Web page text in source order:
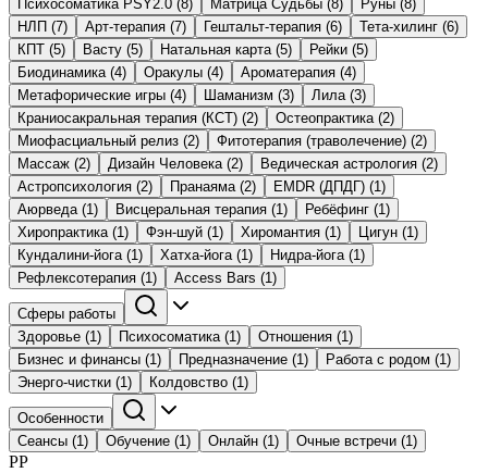
Психосоматика PSY2.0 (8) Матрица Судьбы (8) Руны (8)
НЛП (7) Арт-терапия (7) Гештальт-терапия (6) Тета-хилинг (6)
КПТ (5) Васту (5) Натальная карта(5) Рейки (5)
Биодинамика(4) Оракулы (4) Ароматерапия (4)
Метафорические игры (4) Шаманизм (3) Лила(3)
Краниосакральная терапия (КСТ) (2) Остеопрактика(2)
Миофасциальный релиз (2) Фитотерапия (траволечение) (2)
Массаж (2) Дизайн Человека(2) Ведическая астрология (2)
Астропсихология (2) Пранаяма(2) EMDR (ДПДГ) (1)
Аюрведа(1) Висцеральная терапия (1) Ребёфинг (1)
Хиропрактика(1) Фэн-шуй (1) Хиромантия (1) Цигун (1)
Кундалини-йога(1) Хатха-йога(1) Нидра-йога(1)
Рефлексотерапия (1) Access Bars (1)
Сферы работы
Здоровье (1) Психосоматика(1) Отношения (1)
Бизнес и финансы (1) Предназначение (1) Работа с родом (1)
Энерго-чистки (1) Колдовство (1)
Особенности
Сеансы (1) Обучение (1) Онлайн (1) Очные встречи (1)
PP